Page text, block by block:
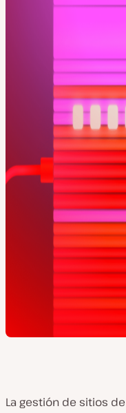
La gestión de sitios